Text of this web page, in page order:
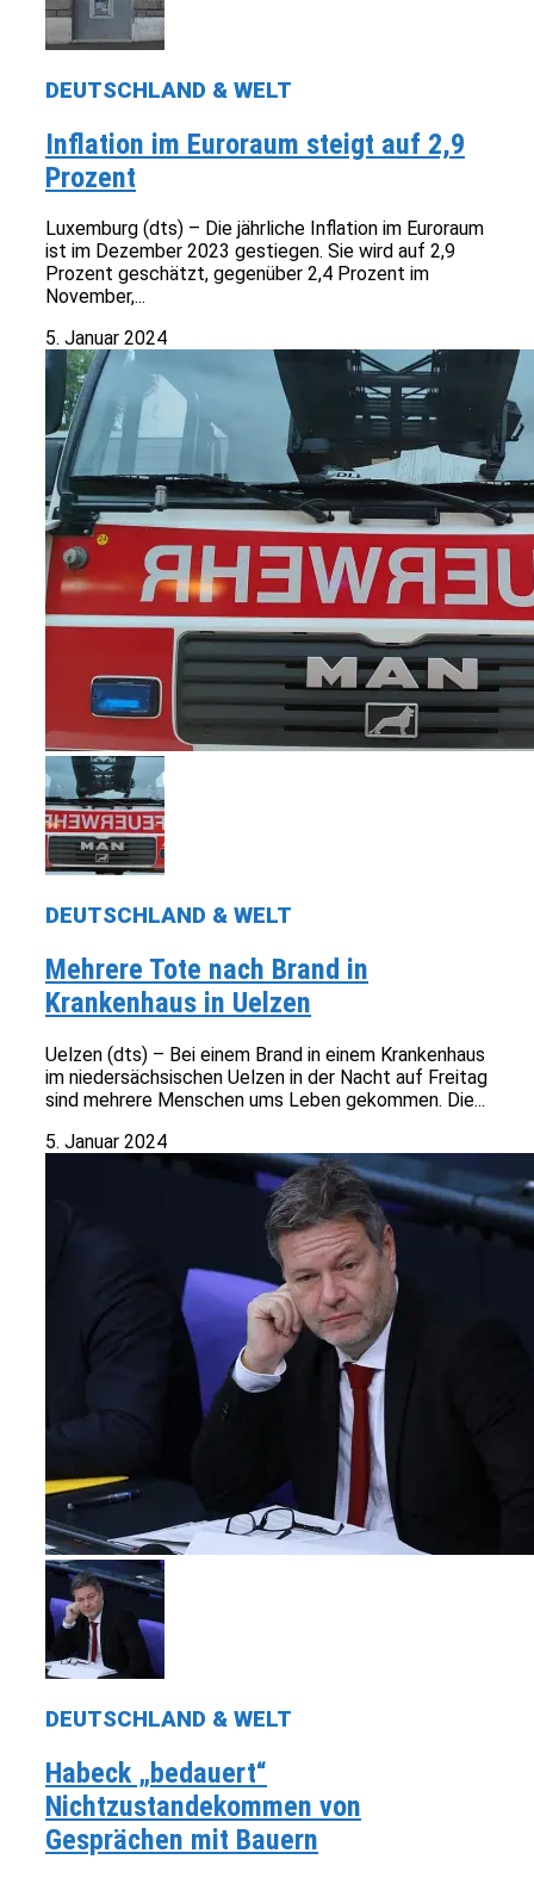
DEUTSCHLAND & WELT
Inflation im Euroraum steigt auf 2,9
Prozent
Luxemburg (dts) – Die jährliche Inflation im Euroraum
ist im Dezember 2023 gestiegen. Sie wird auf 2,9
Prozent geschätzt, gegenüber 2,4 Prozent im
November,...
5. Januar 2024
DEUTSCHLAND & WELT
Mehrere Tote nach Brand in
Krankenhaus in Uelzen
Uelzen (dts) – Bei einem Brand in einem Krankenhaus
im niedersächsischen Uelzen in der Nacht auf Freitag
sind mehrere Menschen ums Leben gekommen. Die...
5. Januar 2024
DEUTSCHLAND & WELT
Habeck „bedauert“
Nichtzustandekommen von
Gesprächen mit Bauern